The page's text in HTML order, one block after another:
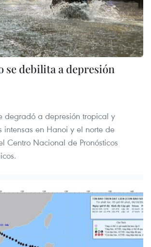
se debilita a depresión
degradó a depresión tropical y
intensas en Hanoi y el norte de
Centro Nacional de Pronósticos